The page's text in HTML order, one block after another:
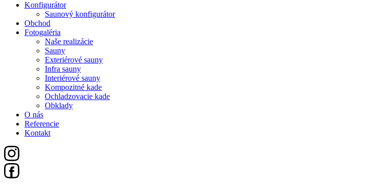
Konfigurátor
Saunový konfigurátor
Obchod
Fotogaléria
Naše realizácie
Sauny
Exteriérové sauny
Infra sauny
Interiérové sauny
Kompozitné kade
Ochladzovacie kade
Obklady
O nás
Referencie
Kontakt